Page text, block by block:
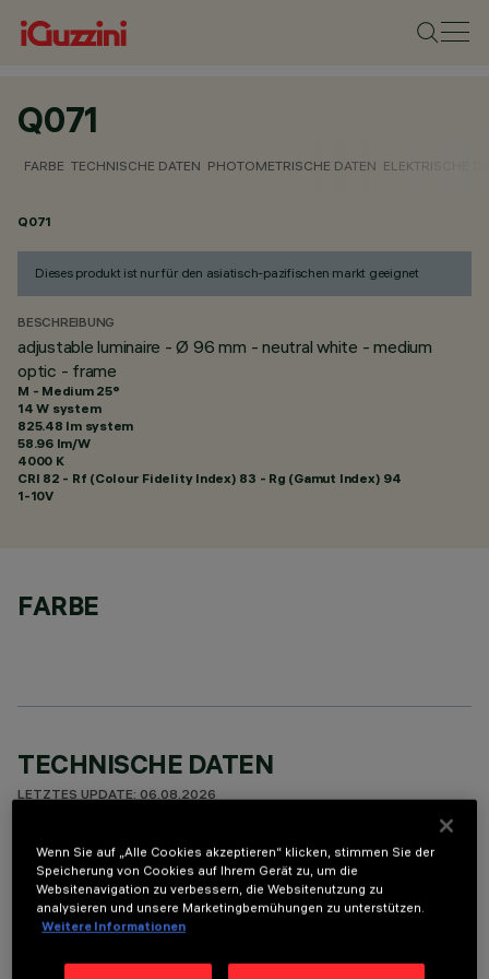
Q071
FARBE TECHNISCHE DATEN PHOTOMETRISCHE DATEN ELEKTRISCHE
Q071
Dieses produkt ist nur für den asiatisch-pazifischen markt geeignet
BESCHREIBUNG
adjustable luminaire - Ø 96 mm - neutral white - medium
optic - frame
M - Medium 25°
14 W system
825.48 lm system
58.96 lm/W
4000 K
CRI 82 - Rf (Colour Fidelity Index) 83 - Rg (Gamut Index) 94
1-10V
FARBE
TECHNISCHE DATEN
LETZTES UPDATE: 06.08.2026
BESCHREIBUNG
Round adjustable luminaire designed to use an LED lamp with
C.O.B.technology in a neutral white colour tone 4,000K (CRI
80). Version with rim for surface-mounting. Painted, die-cast
aluminium body. Lower reflector vacuum-metallised with
Wenn Sie auf „Alle Cookies akzeptieren“ klicken, stimmen Sie der
Speicherung von Cookies auf Ihrem Gerät zu, um die
Websitenavigation zu verbessern, die Websitenutzung zu
analysieren und unsere Marketingbemühungen zu unterstützen.
Weitere Informationen